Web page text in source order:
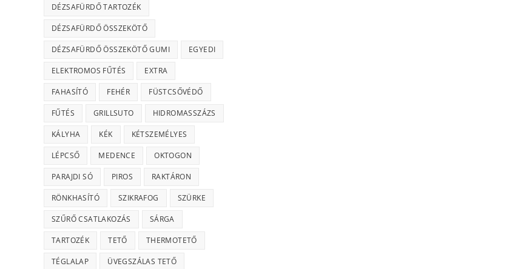
DÉZSAFÜRDŐ TARTOZÉK
DÉZSAFÜRDŐ ÖSSZEKÖTŐ
DÉZSAFÜRDŐ ÖSSZEKÖTŐ GUMI EGYEDI
ELEKTROMOS FŰTÉS EXTRA
FAHASÍTÓ FEHÉR FÜSTCSŐVÉDŐ
FŰTÉS GRILLSUTO HIDROMASSZÁZS
KÁLYHA KÉK KÉTSZEMÉLYES
LÉPCSŐ MEDENCE OKTOGON
PARAJDI SÓ PIROS RAKTÁRON
RÖNKHASÍTÓ SZIKRAFOG SZÜRKE
SZŰRŐ CSATLAKOZÁS SÁRGA
TARTOZÉK TETŐ THERMOTETŐ
TÉGLALAP ÜVEGSZÁLAS TETŐ